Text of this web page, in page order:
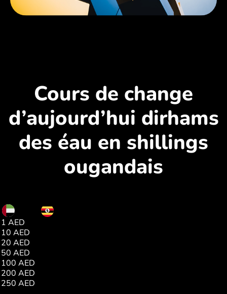
Cours de change
d’aujourd’hui dirhams
des éau en shillings
ougandais
1 AED
10 AED
20 AED
50 AED
100 AED
200 AED
250 AED